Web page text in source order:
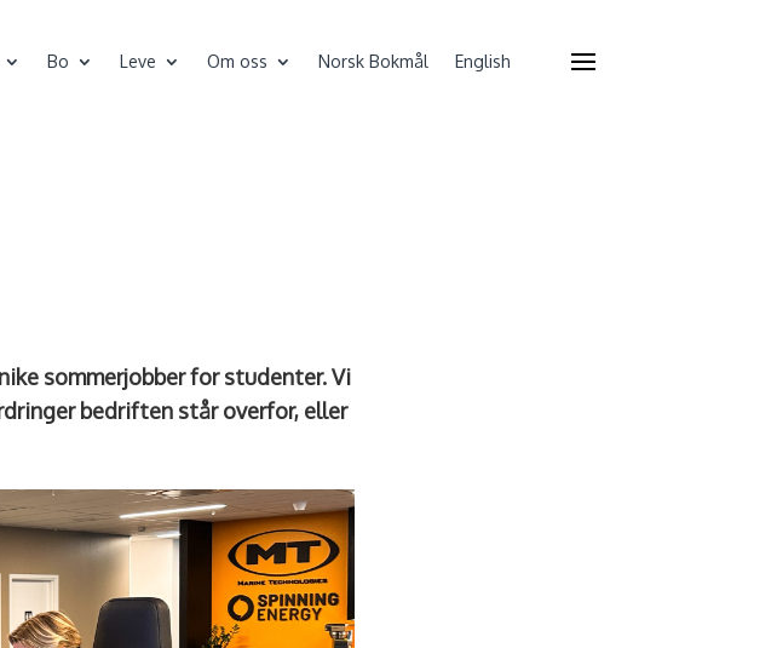
Bo Leve Om oss Norsk Bokmål English
sommerjobber for studenter. Vi
bedriften står overfor, eller